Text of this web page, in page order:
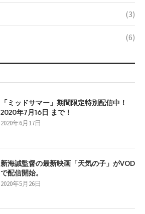
(3)
(6)
「ミッドサマー」期間限定特別配信中！
2020年7月16日 まで！
2020年6月17日
新海誠監督の最新映画「天気の子」がVOD
で配信開始。
2020年5月26日